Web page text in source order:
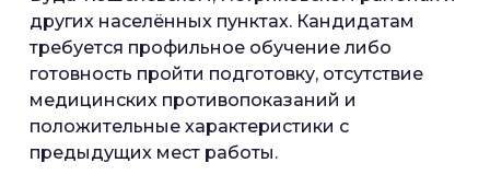
других населённых пунктах. Кандидатам
требуется профильное обучение либо
готовность пройти подготовку, отсутствие
медицинских противопоказаний и
положительные характеристики с
предыдущих мест работы.